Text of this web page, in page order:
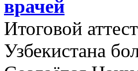
врачей
Итоговой
Узбекистана